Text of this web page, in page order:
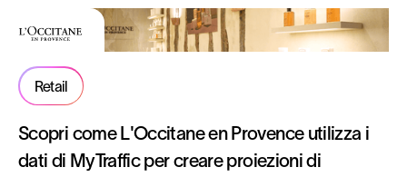
Retail
Scopri come L'Occitane en Provence utilizza i
dati di MyTraffic per creare proiezioni di